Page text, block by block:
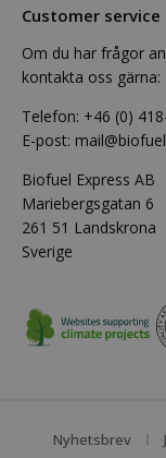
Customer service
Om du har frågor
kontakta oss gärna:
Telefon: +46 (0)
E-post:
Biofuel Express AB
Mariebergsgatan 6
261 51 Landskrona
Sverige
Nyhetsbrev